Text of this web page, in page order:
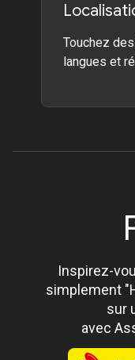
Touchez
langues et
Inspirez-
simplement
sur
avec